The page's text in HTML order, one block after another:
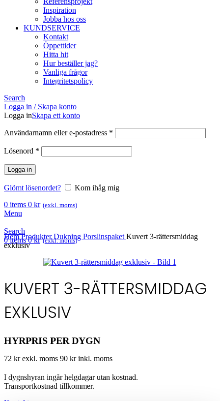
Inspiration
Jobba hos oss
KUNDSERVICE
Kontakt
Öppettider
Hitta hit
Hur beställer jag?
Vanliga frågor
Integritetspolicy
Search
Logga in / Skapa konto
Logga inSkapa ett konto
Användarnamn eller e-postadress *
Lösenord *
Logga in
Glömt lösenordet?
Kom ihåg mig
0 items 0 kr (exkl. moms)
Menu
Search
0items 0kr (exkl. moms)
HemProdukterDukning Porslinspaket Kuvert 3-rättersmiddag
exklusiv
KUVERT 3-RÄTTERSMIDDAG
EXKLUSIV
HYRPRIS PER DYGN
72 kr exkl. moms 90 kr inkl. moms
I dygnshyran ingår helgdagar utan kostnad.
Transportkostnad tillkommer.